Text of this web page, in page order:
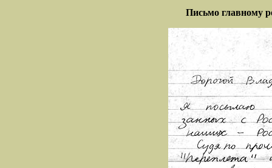
Письмо главному